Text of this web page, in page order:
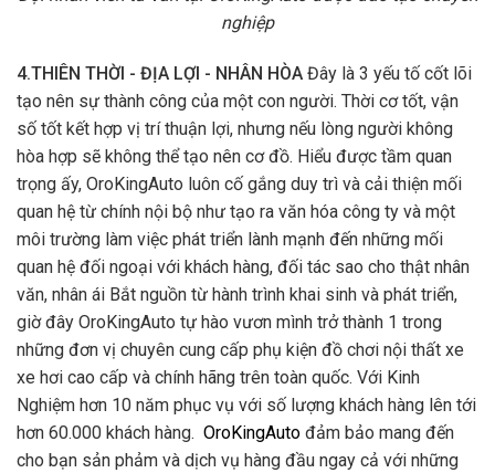
nghiệp
4.THIÊN THỜI - ĐỊA LỢI - NHÂN HÒA Đây là 3 yếu tố cốt lõi
tạo nên sự thành công của một con người. Thời cơ tốt, vận
số tốt kết hợp vị trí thuận lợi, nhưng nếu lòng người không
hòa hợp sẽ không thể tạo nên cơ đồ. Hiểu được tầm quan
trọng ấy, OroKingAuto luôn cố gắng duy trì và cải thiện mối
quan hệ từ chính nội bộ như tạo ra văn hóa công ty và một
môi trường làm việc phát triển lành mạnh đến những mối
quan hệ đối ngoại với khách hàng, đối tác sao cho thật nhân
văn, nhân ái Bắt nguồn từ hành trình khai sinh và phát triển,
giờ đây OroKingAuto tự hào vươn mình trở thành 1 trong
những đơn vị chuyên cung cấp phụ kiện đồ chơi nội thất xe
xe hơi cao cấp và chính hãng trên toàn quốc. Với Kinh
Nghiệm hơn 10 năm phục vụ với số lượng khách hàng lên tới
hơn 60.000 khách hàng. OroKingAuto đảm bảo mang đến
cho bạn sản phảm và dịch vụ hàng đầu ngay cả với những